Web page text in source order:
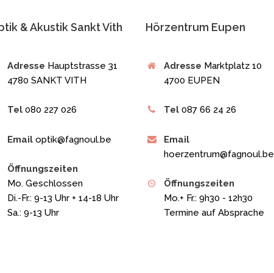
& Akustik Sankt Vith
Adresse Hauptstrasse 31
4780 SANKT VITH
Tel 080 227 026
Email optik@fagnoul.be
Öffnungszeiten
Mo. Geschlossen
Di.-Fr.: 9-13 Uhr + 14-18 Uhr
Sa.: 9-13 Uhr
Hörzentrum Eupen
Adresse Marktplatz 10
4700 EUPEN
Tel 087 66 24 26
Email
hoerzentrum@fagnoul.be
Öffnungszeiten
Mo.+ Fr.: 9h30 - 12h30
Termine auf Absprache